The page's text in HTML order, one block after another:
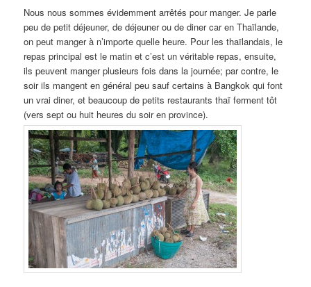
Nous nous sommes évidemment arrêtés pour manger. Je parle
peu de petit déjeuner, de déjeuner ou de diner car en Thaïlande,
on peut manger à n’importe quelle heure. Pour les thaïlandais, le
repas principal est le matin et c’est un véritable repas, ensuite,
ils peuvent manger plusieurs fois dans la journée; par contre, le
soir ils mangent en général peu sauf certains à Bangkok qui font
un vrai diner, et beaucoup de petits restaurants thaï ferment tôt
(vers sept ou huit heures du soir en province).